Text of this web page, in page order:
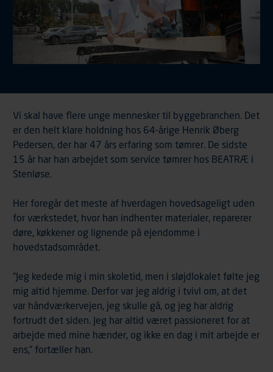
Vi skal have flere unge mennesker til byggebranchen. Det
er den helt klare holdning hos 64-årige Henrik Øberg
Pedersen, der har 47 års erfaring som tømrer. De sidste
15 år har han arbejdet som service tømrer hos BEATRÆ i
Stenløse.
Her foregår det meste af hverdagen hovedsageligt uden
for værkstedet, hvor han indhenter materialer, reparerer
døre, køkkener og lignende på ejendomme i
hovedstadsområdet.
”Jeg kedede mig i min skoletid, men i sløjdlokalet følte jeg
mig altid hjemme. Derfor var jeg aldrig i tvivl om, at det
var håndværkervejen, jeg skulle gå, og jeg har aldrig
fortrudt det siden. Jeg har altid været passioneret for at
arbejde med mine hænder, og ikke en dag i mit arbejde er
ens,” fortæller han.